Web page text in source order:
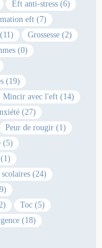
Eft anti-stress (6)
eft (7)
Grossesse (2)
(0)
(19)
Mincir avec l'eft (14)
(27)
Peur de rougir (1)
(5)
(24)
Toc (5)
(18)